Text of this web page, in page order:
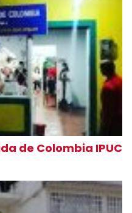
de Colombia IPUC